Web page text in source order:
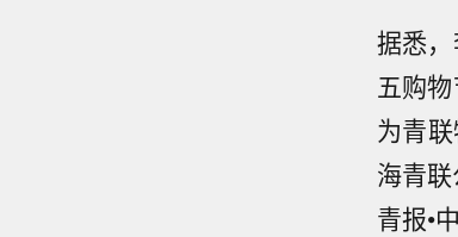
据悉
五购
为青
海青
青报•